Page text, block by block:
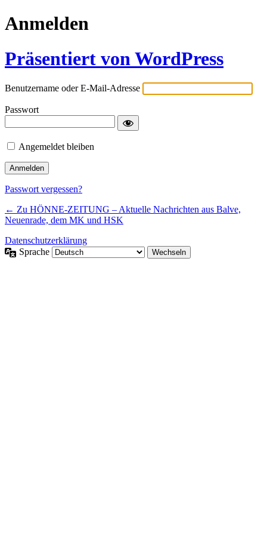
Anmelden
Präsentiert von WordPress
Benutzername oder E-Mail-Adresse
Passwort
Angemeldet bleiben
Passwort vergessen?
← Zu HÖNNE-ZEITUNG – Aktuelle Nachrichten aus Balve,
Neuenrade, dem MK und HSK
Datenschutzerklärung
Sprache